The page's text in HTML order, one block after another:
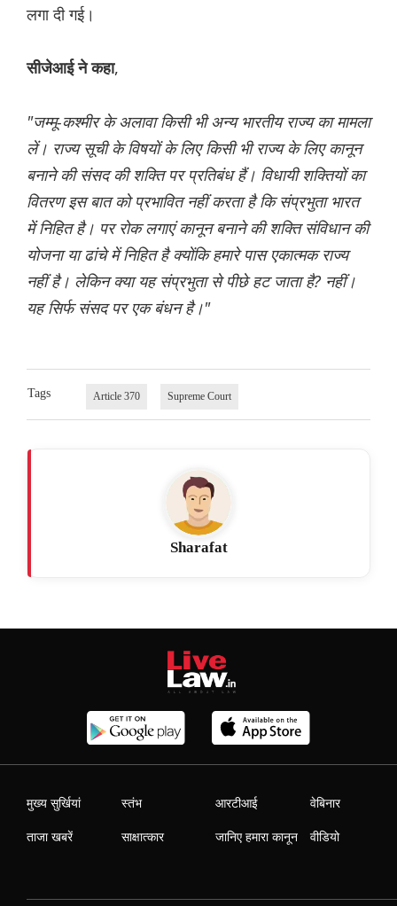
लगा दी गई।
सीजेआई ने कहा,
"जम्मू-कश्मीर के अलावा किसी भी अन्य भारतीय राज्य का मामला
लें। राज्य सूची के विषयों के लिए किसी भी राज्य के लिए कानून
बनाने की संसद की शक्ति पर प्रतिबंध हैं। विधायी शक्तियों का
वितरण इस बात को प्रभावित नहीं करता है कि संप्रभुता भारत
में निहित है। पर रोक लगाएं कानून बनाने की शक्ति संविधान की
योजना या ढांचे में निहित है क्योंकि हमारे पास एकात्मक राज्य
नहीं है। लेकिन क्या यह संप्रभुता से पीछे हट जाता है? नहीं।
यह सिर्फ संसद पर एक बंधन है।"
Tags Article 370 Supreme Court
Sharafat
मुख्य सुर्खियां
ताजा खबरें
स्तंभ
साक्षात्कार
आरटीआई
जानिए हमारा कानून
वेबिनार
वीडियो